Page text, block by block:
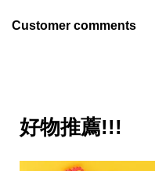
Customer comments
好物推薦!!!